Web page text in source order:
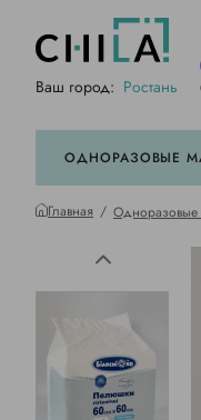
Ваш город: Ростань
ОДНОРАЗОВЫЕ
Главная Одноразовые